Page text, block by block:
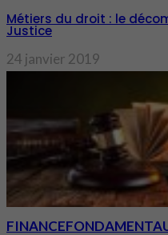
Métiers du droit : le
Justice
24 janvier 2019
FINANCE